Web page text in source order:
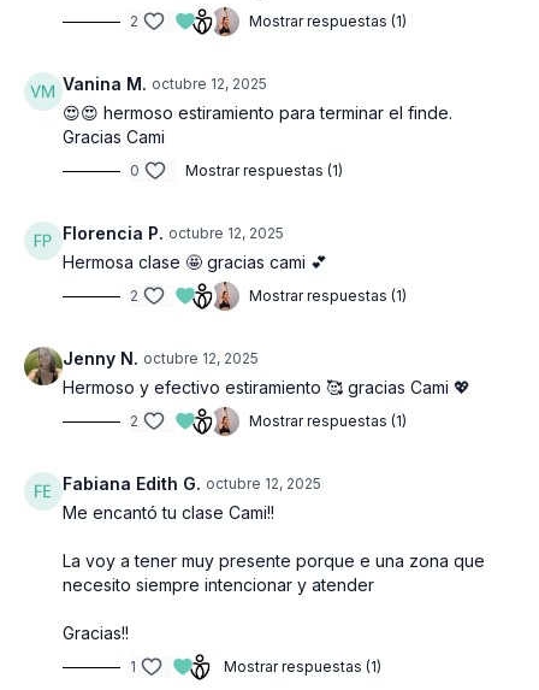
2 Mostrar respuestas (1)
Vanina M. octubre 12, 2025
😍😍 hermoso estiramiento para terminar el finde.
Gracias Cami
0 Mostrar respuestas (1)
Florencia P. octubre 12, 2025
Hermosa clase 🤩 gracias cami 💕
2 Mostrar respuestas (1)
Jenny N. octubre 12, 2025
Hermoso y efectivo estiramiento 🥰 gracias Cami 💖
2 Mostrar respuestas (1)
Fabiana Edith G. octubre 12, 2025
Me encantó tu clase Cami!!
La voy a tener muy presente porque e una zona que
necesito siempre intencionar y atender
Gracias!!
1 Mostrar respuestas (1)